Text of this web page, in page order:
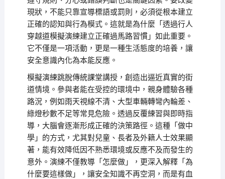
現狀，不能只靠宣導標語或罰則，必須從根本建立
正確的認知與行為模式。這就是為什麼「透過行人
穿越道模擬演練建立正確過馬路習慣」如此重要。
它不僅是一項活動，更是一種生活態度的培養，讓
安全意識內化為本能反應。
模擬演練跳脫傳統課堂講授，創造出逼近真實的街
道情境。參與者能在受控的環境中，親身體驗各種
路況，例如雨天視線不清、大型車輛轉彎內輪差、
綠燈秒數不足等常見危險。透過反覆練習與即時指
導，大腦會逐漸形成正確的決策路徑。這種「做中
學」的方式，尤其對兒童、長者及外籍人士效果顯
著，能有效降低因不熟悉環境或反應不及而發生的
意外。演練不僅教導「怎麼做」，更深入解釋「為
什麼要這樣做」，讓安全知識不再空洞，而是有血